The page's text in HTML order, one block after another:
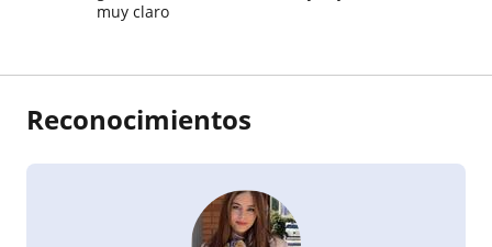
muy claro
Reconocimientos